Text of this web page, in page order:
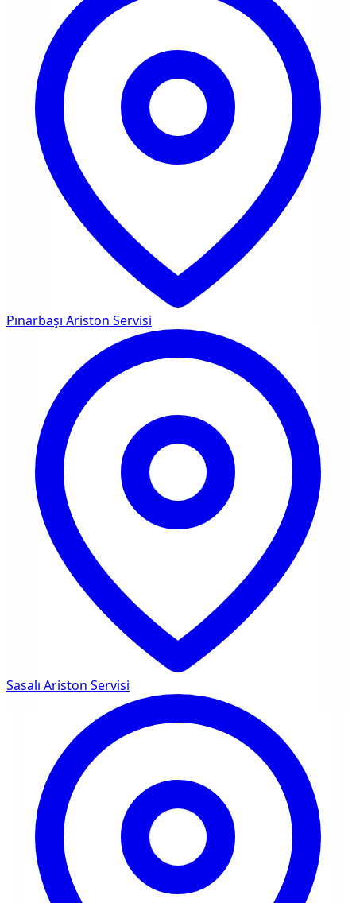
Pınarbaşı Ariston Servisi
Sasalı Ariston Servisi